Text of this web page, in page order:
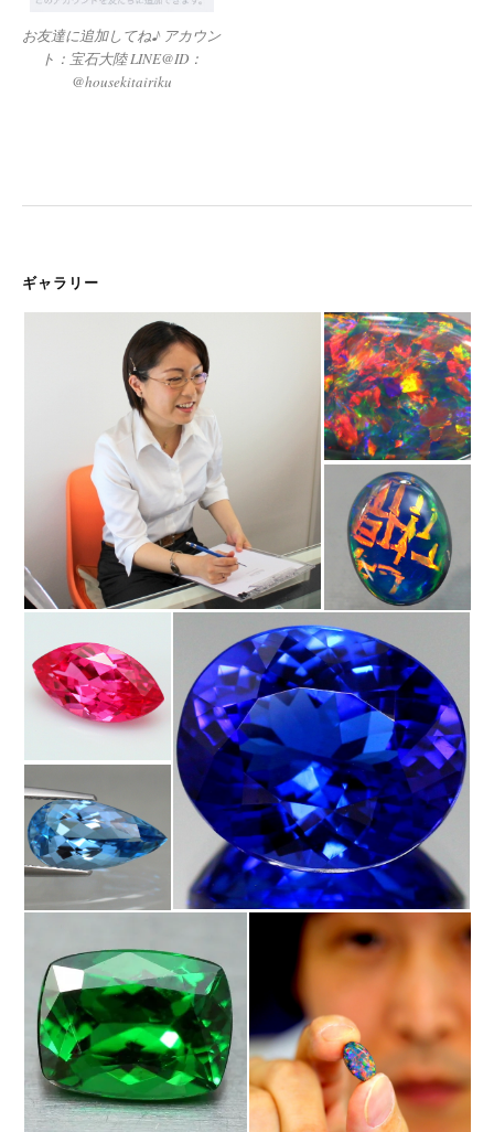
お友達に追加してね♪ アカウン
ト：宝石大陸 LINE@ID：
@housekitairiku
ギャラリー